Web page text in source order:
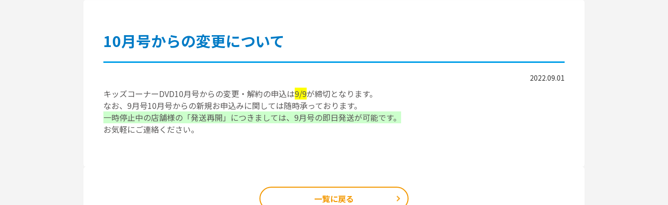
10月号からの変更について
2022.09.01
キッズコーナーDVD10月号からの変更・解約の申込は9/9が締切となります。
なお、9月号10月号からの新規お申込みに関しては随時承っております。
一時停止中の店舗様の「発送再開」につきましては、9月号の即日発送が可能です。
お気軽にご連絡ください。
一覧に戻る